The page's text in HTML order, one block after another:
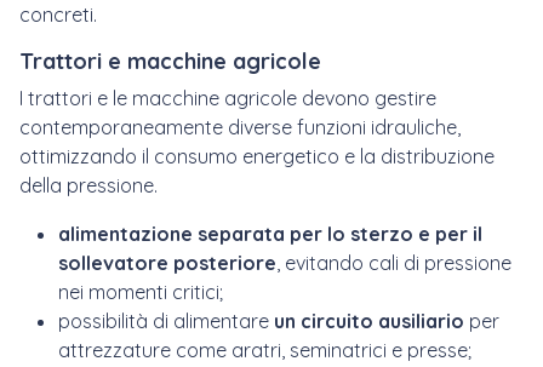
concreti.
Trattori e macchine agricole
I trattori e le macchine agricole devono gestire
contemporaneamente diverse funzioni idrauliche,
ottimizzando il consumo energetico e la distribuzione
della pressione.
alimentazione separata per lo sterzo e per il
sollevatore posteriore, evitando cali di pressione
nei momenti critici;
possibilità di alimentare un circuito ausiliario per
attrezzature come aratri, seminatrici e presse;